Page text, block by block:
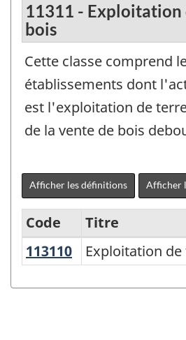
11311 - Exploitation
bois
Cette classe comprend
établissements dont
est l'exploitation de
de la vente de bois
Afficher les définitions Afficher
Variante
Code
Titre
113110 Exploitation de
Exploitation